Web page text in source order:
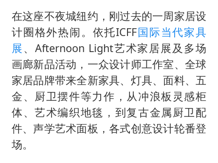
10余省份将出现强风雨 局地特大暴雨
世界第1特鲁姆普斯诺克中国赛一轮游
新疆一婚礼线上邀请引热议
《龙餐馆》 冲奖
上门女婿出轨女邻居多年被判重婚罪
构建更高水平的全民健身公共服务体系
韩军前线部队连曝丑闻
在这座不夜城纽约，刚过去的一周家居设
计圈格外热闹。依托ICFF国际当代家具
展、Afternoon Light艺术家居展及多场
画廊新品活动，一众设计师工作室、全球
家居品牌带来全新家具、灯具、面料、五
金、厨卫摆件等力作，从冲浪板灵感柜
体、艺术编织地毯，到复古金属厨卫配
件、声学艺术面板，各式创意设计轮番登
场。